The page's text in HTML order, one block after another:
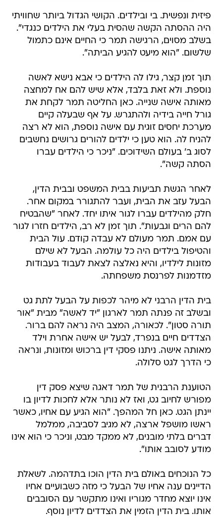
פיזית ונפשית. בי ובילדים. הקושי הגדול ביותר שחוויתי
היה ההסתה הקשה שהסית בעלי את הילדים כנגדי".
בשלב מסוים, הרגישה תמר כי החיים אינם כתמול
שלשום. "הוא מיעט להגיע הביתה".
תוך זמן קצר, גילו לה הילדים כי אבא נישא לאשה
נוספת. ולא זאת בלבד, אלא שיש להם אח למחצה
מאותה אישה שנייה. כאן החליטה תמר לקחת את
גורל חייה בידיה ולהתגרש. על אף שבעלה קיים
מערכת יחסים זוגית עם אישה נוספת, הוא לא רצה
להניח לה. הוא טען כי ילדים להורים גרושים נחשבים
לסוג ב' בעולם השידוכים. "ניכר כי הילדים עברו
הסתה קשה".
לאחר הגשת תביעות בבית המשפט ובבית הדין,
הבעל עזב את הבית, ועבר להתגורר במקום אחר.
חלק מהילדים עברו לגור איתו יחד. לאחר "שהבטיח
להם הרים וגבעות". תוך זמן לא רב, הילדים חזרו לגור
עם אמם. תמר מעולם לא עבדה קודם. עול הבית
והטיפול בילדים היה כל עולמה. הבעל לא שילם
מזונות לילדיו, והיא נאלצה לצאת לעבוד בעבודות
מזדמנות לפרנסת משפחתה.
בית הדין הרבני לא מיהר לכפות על הבעל לתת גט
ובשלב זה פנתה תמר לארגון "יד לאשה" מבית "אור
תורה סטון". לכאורה, המצב היה נראה להם ברור.
הצדדים חיים בנפרד, לבעל יש אישה אחרת וילד
מאותה אישה. ניתנו פסקי דין ברכוש ומזונות, ונראה
כי הדרך לגט סלולה.
הטוענת הרבנית של תמר דאגה שיצא פסק דין
מפורש לחיוב גט, ואז לא נותר אלא לחכות לדיון בו
יינתן הגט. כאן חל המהפך. "הוא הגיע עם אחיו, כאשר
ראשו מושפל ארצה, לא מגיב לסביבה, ממלמל
דברים בלתי מובנים, לא ממקד מבט, וניכר כי הוא אינו
מודע לסובב אותו".
כל הנוכחים באולם בית הדין הוכו בתדהמה. לשאלת
הדיינים ענה אחיו של הבעל כי מזה כשבועיים אחיו
אינו יוצא מחדר מגוריו ואינו מתקשר עם הסובבים
אותו. בית הדין הזמין את הצדדים לדיון נוסף.